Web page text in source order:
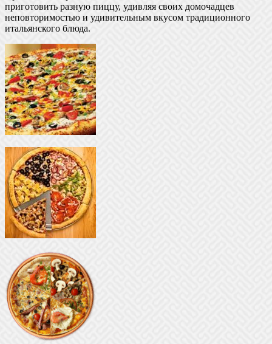
приготовить разную пиццу, удивляя своих домочадцев
неповторимостью и удивительным вкусом традиционного
итальянского блюда.